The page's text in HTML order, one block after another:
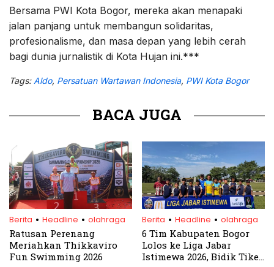
Bersama PWI Kota Bogor, mereka akan menapaki
jalan panjang untuk membangun solidaritas,
profesionalisme, dan masa depan yang lebih cerah
bagi dunia jurnalistik di Kota Hujan ini.***
Tags: Aldo, Persatuan Wartawan Indonesia, PWI Kota Bogor
BACA JUGA
Berita . Headline . olahraga
Ratusan Perenang
Meriahkan Thikkaviro
Fun Swimming 2026
Berita . Headline . olahraga
6 Tim Kabupaten Bogor
Lolos ke Liga Jabar
Istimewa 2026, Bidik Tiket